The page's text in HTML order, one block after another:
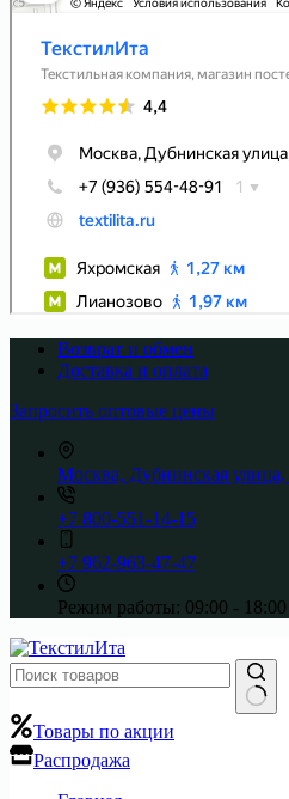
Возврат и обмен
Доставка и оплата
Запросить оптовые цены
Москва, Дубнинская улица,
+7 800-551-14-15
+7 962-963-47-47
Режим работы: 09:00 -
Ничего
не
найдено
Товары по акции
Распродажа